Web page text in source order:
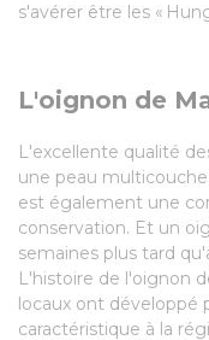
s'avérer être les «
L'oignon de
L'excellente qualité
une peau
est également une
conservation. Et un
semaines plus tard
L'histoire de l'oignon
locaux ont développé
caractéristique à la